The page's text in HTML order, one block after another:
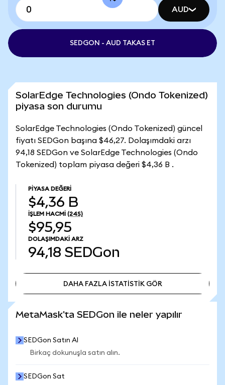
AUD
SEDGON - AUD TAKAS ET
SolarEdge Technologies (Ondo Tokenized)
piyasa son durumu
SolarEdge Technologies (Ondo Tokenized) güncel
fiyatı SEDGon başına $46,27. Dolaşımdaki arzı
94,18 SEDGon ve SolarEdge Technologies (Ondo
Tokenized) toplam piyasa değeri $4,36 B .
PIYASA DEĞERI
$4,36 B
İŞLEM HACMI (24S)
$95,95
DOLAŞIMDAKI ARZ
94,18 SEDGon
DAHA FAZLA İSTATİSTİK GÖR
MetaMask'ta SEDGon ile neler yapılır
SEDGon Satın Al
Birkaç dokunuşla satın alın.
SEDGon Sat